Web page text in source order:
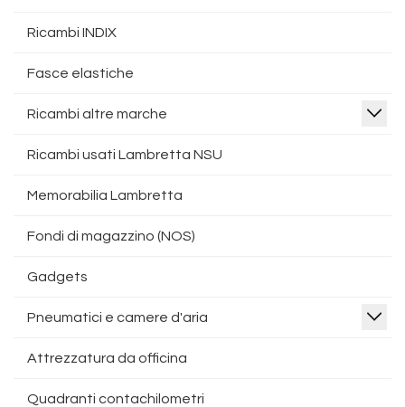
Ricambi INDIX
Fasce elastiche
Ricambi altre marche
Ricambi usati Lambretta NSU
Memorabilia Lambretta
Fondi di magazzino (NOS)
Gadgets
Pneumatici e camere d'aria
Attrezzatura da officina
Quadranti contachilometri